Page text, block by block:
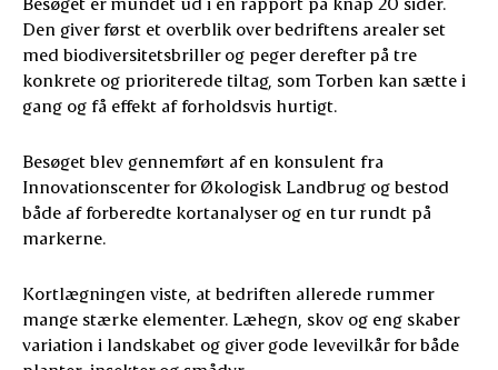
Den giver først et overblik over bedriftens arealer set
med biodiversitetsbriller og peger derefter på tre
konkrete og prioriterede tiltag, som Torben kan sætte i
gang og få effekt af forholdsvis hurtigt.
Besøget blev gennemført af en konsulent fra
Innovationscenter for Økologisk Landbrug og bestod
både af forberedte kortanalyser og en tur rundt på
markerne.
Kortlægningen viste, at bedriften allerede rummer
mange stærke elementer. Læhegn, skov og eng skaber
variation i landskabet og giver gode levevilkår for både